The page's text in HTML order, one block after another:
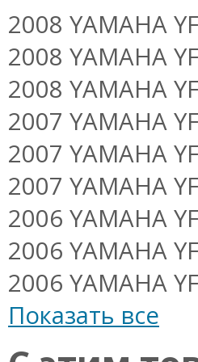
2008 YAMAHA
2008 YAMAHA
2008 YAMAHA
2007 YAMAHA
2007 YAMAHA
2007 YAMAHA
2006 YAMAHA
2006 YAMAHA
2006 YAMAHA
Показать все